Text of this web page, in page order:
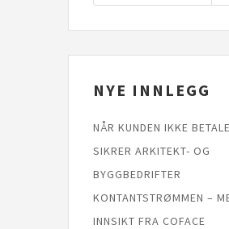
NYE INNLEGG
NÅR KUNDEN IKKE
SIKRER ARKITEKT- OG
BYGGBEDRIFTER
KONTANTSTRØMMEN –
INNSIKT FRA COFACE